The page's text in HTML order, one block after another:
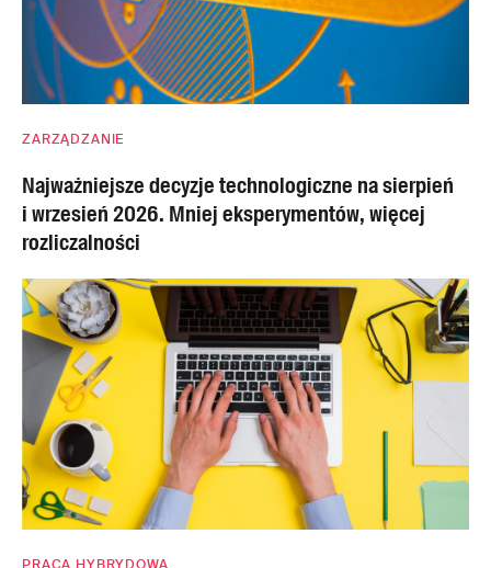
ZARZĄDZANIE
Najważniejsze decyzje technologiczne na sierpień
i wrzesień 2026. Mniej eksperymentów, więcej
rozliczalności
PRACA HYBRYDOWA